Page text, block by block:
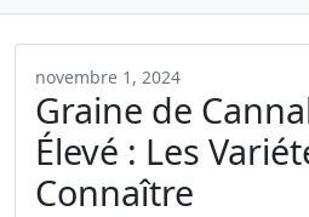
novembre 1, 2024
Graine de
Élevé : Les
Connaître